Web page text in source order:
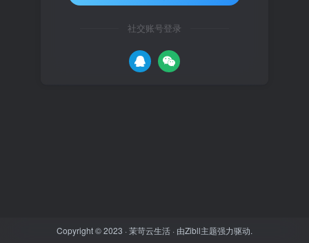
社交账号登录
Copyright © 2023 ·茉苛云生活 · 由Zibll主题强力驱动.